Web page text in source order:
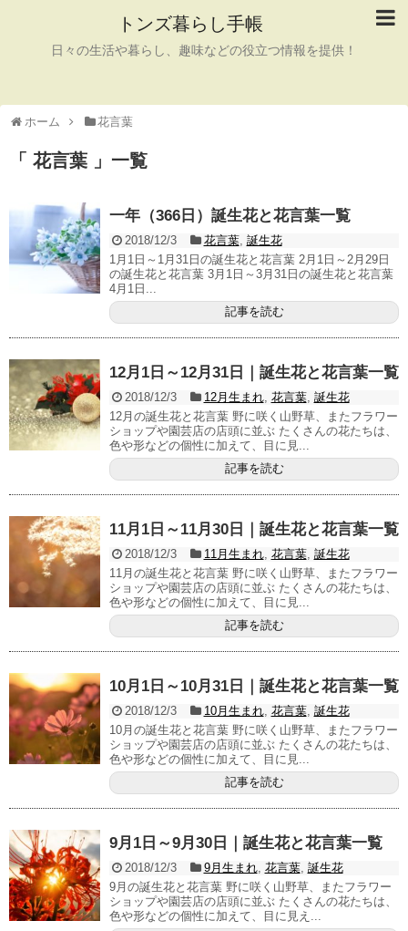
トンズ暮らし手帳
日々の生活や暮らし、趣味などの役立つ情報を提供！
ホーム 花言葉
「 花言葉 」一覧
一年（366日）誕生花と花言葉一覧
2018/12/3 花言葉, 誕生花
1月1日～1月31日の誕生花と花言葉 2月1日～2月29日
の誕生花と花言葉 3月1日～3月31日の誕生花と花言葉
4月1日...
記事を読む
12月1日～12月31日｜誕生花と花言葉一覧
2018/12/3 12月生まれ, 花言葉, 誕生花
12月の誕生花と花言葉 野に咲く山野草、またフラワー
ショップや園芸店の店頭に並ぶ たくさんの花たちは、
色や形などの個性に加えて、目に見...
記事を読む
11月1日～11月30日｜誕生花と花言葉一覧
2018/12/3 11月生まれ, 花言葉, 誕生花
11月の誕生花と花言葉 野に咲く山野草、またフラワー
ショップや園芸店の店頭に並ぶ たくさんの花たちは、
色や形などの個性に加えて、目に見...
記事を読む
10月1日～10月31日｜誕生花と花言葉一覧
2018/12/3 10月生まれ, 花言葉, 誕生花
10月の誕生花と花言葉 野に咲く山野草、またフラワー
ショップや園芸店の店頭に並ぶ たくさんの花たちは、
色や形などの個性に加えて、目に見...
記事を読む
9月1日～9月30日｜誕生花と花言葉一覧
2018/12/3 9月生まれ, 花言葉, 誕生花
9月の誕生花と花言葉 野に咲く山野草、またフラワー
ショップや園芸店の店頭に並ぶ たくさんの花たちは、
色や形などの個性に加えて、目に見え...